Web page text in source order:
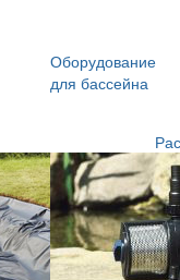
Оборудование
для бассейна